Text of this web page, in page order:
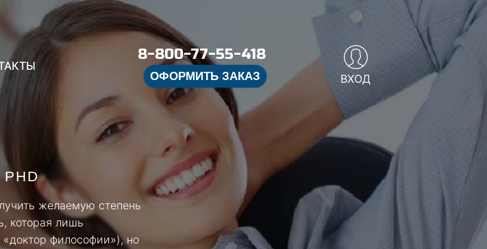
8-800-77-55-418
ОФОРМИТЬ ЗАКАЗ ВХОД
желаемую степень
которая лишь
философии»), но